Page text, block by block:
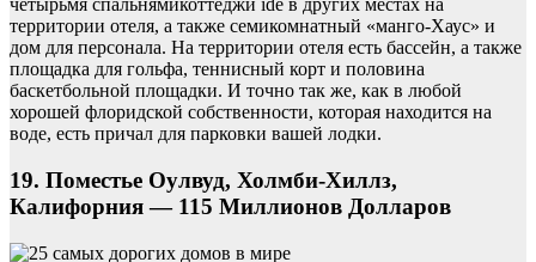
четырьмя спальнямикоттеджи ide в других местах на
территории отеля, а также семикомнатный «манго-Хаус» и
дом для персонала. На территории отеля есть бассейн, а также
площадка для гольфа, теннисный корт и половина
баскетбольной площадки. И точно так же, как в любой
хорошей флоридской собственности, которая находится на
воде, есть причал для парковки вашей лодки.
19. Поместье Оулвуд, Холмби-Хиллз,
Калифорния — 115 Миллионов Долларов